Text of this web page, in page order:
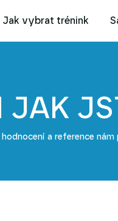
Jak vybrat trénink
JAK
hodnocení a reference nám